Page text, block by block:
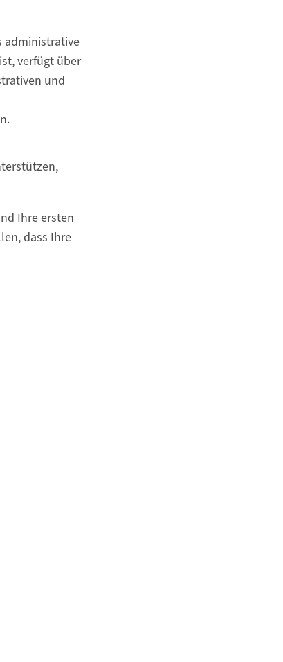
administrative
verfügt über
und
Ihre ersten
dass Ihre